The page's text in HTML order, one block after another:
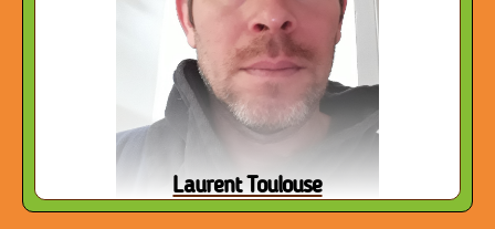
Laurent Toulouse